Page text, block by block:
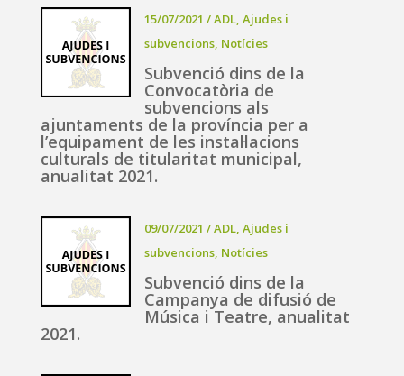
15/07/2021 /ADL, Ajudes i
subvencions, Notícies
Subvenció dins de la
Convocatòria de
subvencions als
ajuntaments de la província per a
l’equipament de les instal·lacions
culturals de titularitat municipal,
anualitat 2021.
09/07/2021 /ADL, Ajudes i
subvencions, Notícies
Subvenció dins de la
Campanya de difusió de
Música i Teatre, anualitat
2021.